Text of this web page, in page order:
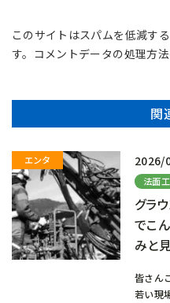
このサイトはスパムを低減す
す。 コメントデータの処理方
関
2026/
法面
グラ
でこ
みと
皆さん
若い現